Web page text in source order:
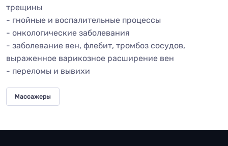
трещины
- гнойные и воспалительные процессы
- онкологические заболевания
- заболевание вен, флебит, тромбоз сосудов,
выраженное варикозное расширение вен
- переломы и вывихи
Массажеры